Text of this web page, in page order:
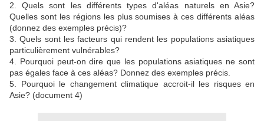
2. Quels sont les différents types d'aléas naturels en Asie?
Quelles sont les régions les plus soumises à ces différents aléas
(donnez des exemples précis)?
3. Quels sont les facteurs qui rendent les populations asiatiques
particulièrement vulnérables?
4. Pourquoi peut-on dire que les populations asiatiques ne sont
pas égales face à ces aléas? Donnez des exemples précis.
5. Pourquoi le changement climatique accroit-il les risques en
Asie? (document 4)